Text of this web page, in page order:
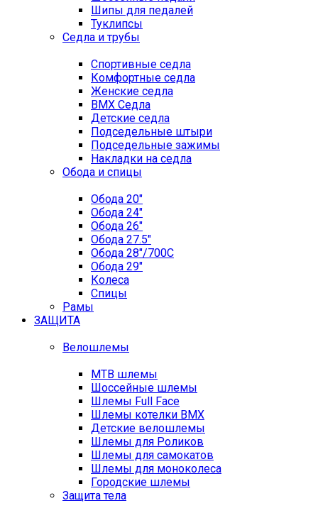
Шипы для педалей
Туклипсы
Седла и трубы
Спортивные седла
Комфортные седла
Женские седла
BMX Седла
Детские седла
Подседельные штыри
Подседельные зажимы
Накладки на седла
Обода и спицы
Обода 20"
Обода 24"
Обода 26"
Обода 27.5"
Обода 28"/700C
Обода 29"
Колеса
Спицы
Рамы
ЗАЩИТА
Велошлемы
MTB шлемы
Шоссейные шлемы
Шлемы Full Face
Шлемы котелки BMX
Детские велошлемы
Шлемы для Роликов
Шлемы для самокатов
Шлемы для моноколеса
Городские шлемы
Защита тела